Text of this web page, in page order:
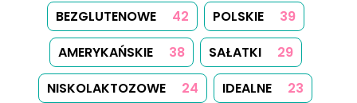
WIELKANOCNE
6 PRZEKĄSKI
5
LUNCH
5 IMPREZOWE 5 TAJSKIE
AUSTRALIJSKIE
NIEMIECKIE
3